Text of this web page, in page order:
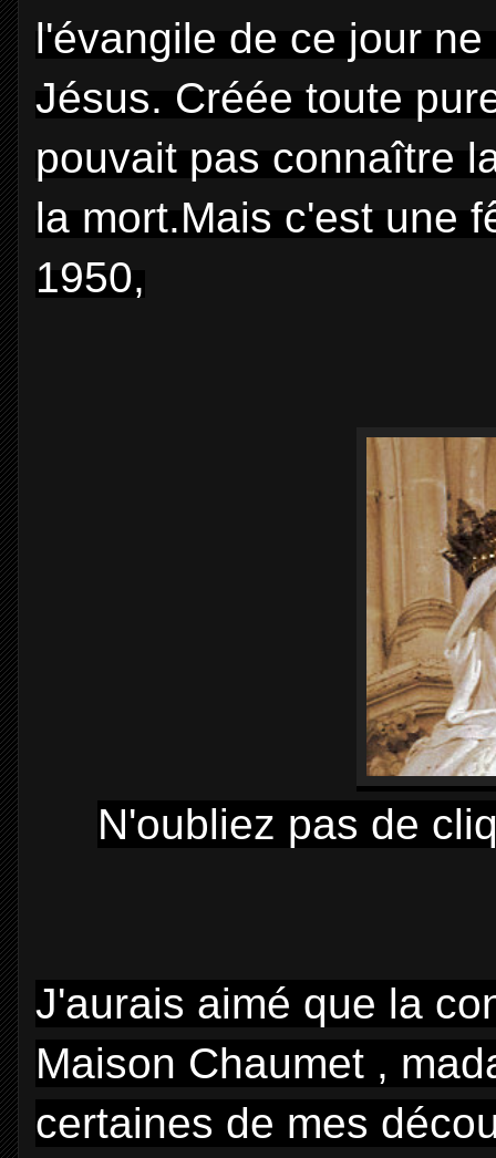
l'évangile de ce jour
Jésus. Créée toute
pouvait pas connaître
la mort.Mais c'est une
1950,
N'oubliez pas de
J'aurais aimé que la
Maison Chaumet ,
certaines de mes